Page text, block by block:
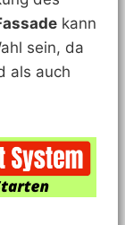
kann
sein, da
als auch